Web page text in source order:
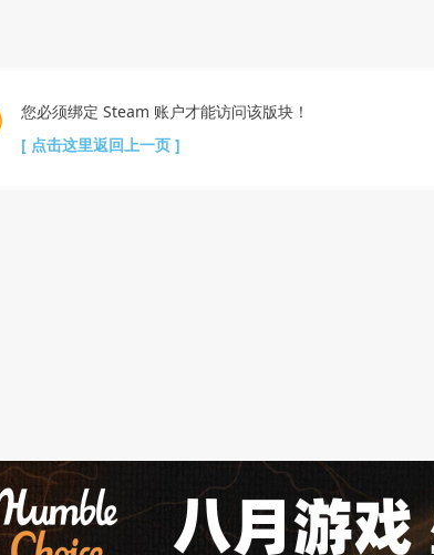
您必须绑定 Steam 账户才能访问该版块！
[ 点击这里返回上一页 ]